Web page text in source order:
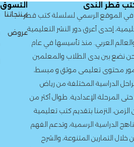
قطر الندى
في الموقع الرسمي لسلسلة كتب قطر
إحدى أعرق دور النشر التعليمية
العربي. منذ تأسيسها في عام
ونحن نضع بين يدى الطلاب والمعلمين
محتوى تعليمى موثق و مبسط،
الدراسية المختلفة من رياض
حتى المرحلة الإعدادية. طوال أكثر من
التزمنا بتقديم كتب تعليمية
الدراسية الرسمية، وتدعم الفهم
خلال التمارين المتنوعة، والشرح
التسوق
منتجاتنا
عروض